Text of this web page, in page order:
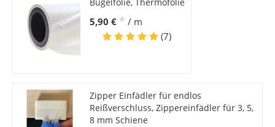
Bügelfolie, Thermofolie
5,90 € * / m
(7)
Zipper Einfädler für endlos
Reißverschluss, Zippereinfädler für 3, 5,
8 mm Schiene